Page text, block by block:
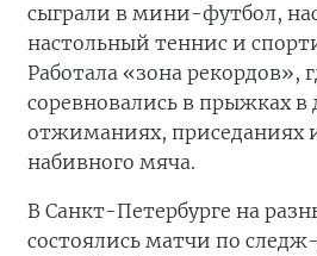
сыграли в мини-футбол,
настольный теннис и
Работала «зона рекордов»,
соревновались в прыжках в
отжиманиях, приседаниях
набивного мяча.
В Санкт-Петербурге на
состоялись матчи по